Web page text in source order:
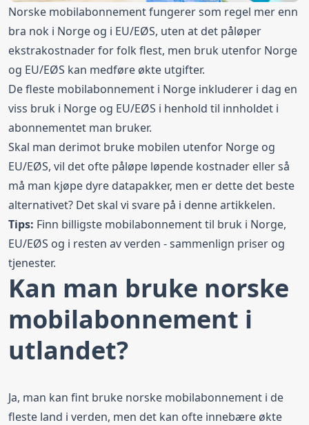
Norske mobilabonnement fungerer som regel mer enn
bra nok i Norge og i EU/EØS, uten at det påløper
ekstrakostnader for folk flest, men bruk utenfor Norge
og EU/EØS kan medføre økte utgifter.
De fleste mobilabonnement i Norge inkluderer i dag en
viss bruk i Norge og EU/EØS i henhold til innholdet i
abonnementet man bruker.
Skal man derimot bruke mobilen utenfor Norge og
EU/EØS, vil det ofte påløpe løpende kostnader eller så
må man kjøpe dyre datapakker, men er dette det beste
alternativet? Det skal vi svare på i denne artikkelen.
Tips: Finn billigste mobilabonnementtil bruk i Norge,
EU/EØS og i resten av verden - sammenlign priser og
tjenester.
Kan man bruke norske
mobilabonnement i
utlandet?
Ja, man kan fint bruke norske mobilabonnement i de
fleste land i verden, men det kan ofte innebære økte